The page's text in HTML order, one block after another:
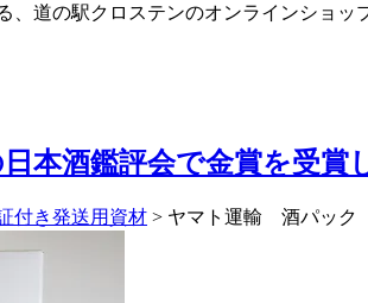
、 道の駅クロステンのオンラインショッ
付き発送用資材 > ヤマト運輸 酒パック